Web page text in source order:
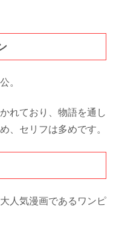
。
れており、物語を通し
、セリフは多めです。
人気漫画であるワンピ